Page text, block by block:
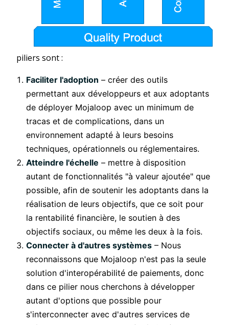
piliers sont :
Faciliter l'adoption – créer des outils
permettant aux développeurs et aux adoptants
de déployer Mojaloop avec un minimum de
tracas et de complications, dans un
environnement adapté à leurs besoins
techniques, opérationnels ou réglementaires.
Atteindre l'échelle – mettre à disposition
autant de fonctionnalités "à valeur ajoutée" que
possible, afin de soutenir les adoptants dans la
réalisation de leurs objectifs, que ce soit pour
la rentabilité financière, le soutien à des
objectifs sociaux, ou même les deux à la fois.
Connecter à d'autres systèmes – Nous
reconnaissons que Mojaloop n'est pas la seule
solution d'interopérabilité de paiements, donc
dans ce pilier nous cherchons à développer
autant d'options que possible pour
s'interconnecter avec d'autres services de